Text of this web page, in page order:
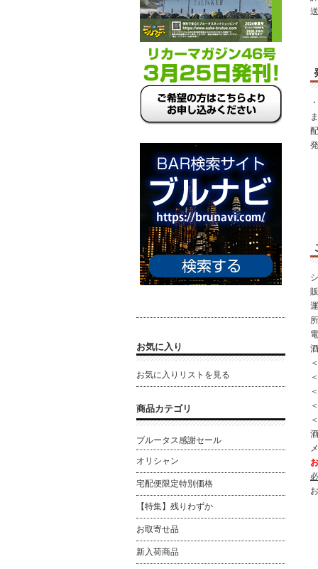
お気に入り
お気に入りリストを見る
商品カテゴリ
ブルータス感謝セール
オリシャン
宅配便限定特別価格
【特集】残りわずか
お取寄せ品
新入荷商品